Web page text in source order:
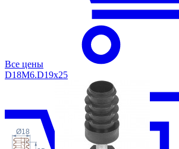
Все цены
D18M6.D19x25
Ø18